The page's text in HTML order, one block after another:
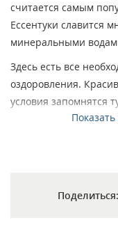
считается самым
Ессентуки славится
минеральными
Здесь есть все
оздоровления.
условия запомнятся
гости санаторий
В оздоровительном
Поделиться: